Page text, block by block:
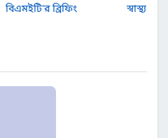
বিএমইটি'র ব্রিফিং স্বাস্থ্য